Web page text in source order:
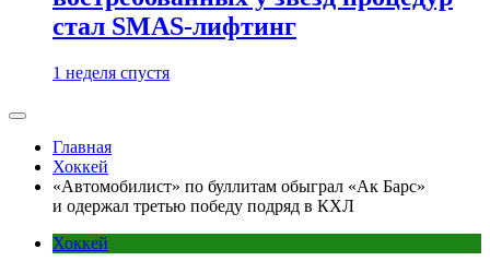
стал SMAS-лифтинг
1 неделя спустя
Главная
Хоккей
«Автомобилист» по буллитам обыграл «Ак Барс»
и одержал третью победу подряд в КХЛ
Хоккей